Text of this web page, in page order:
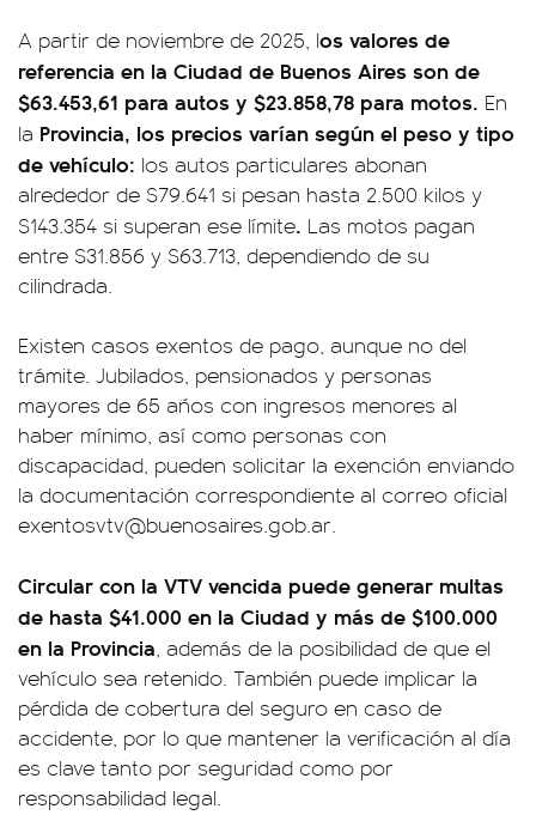
A partir de noviembre de 2025, los valores de
referencia en la Ciudad de Buenos Aires son de
$63.453,61 para autos y $23.858,78 para motos. En
la Provincia, los precios varían según el peso y tipo
de vehículo: los autos particulares abonan
alrededor de $79.641 si pesan hasta 2.500 kilos y
$143.354 si superan ese límite. Las motos pagan
entre $31.856 y $63.713, dependiendo de su
cilindrada.
Existen casos exentos de pago, aunque no del
trámite. Jubilados, pensionados y personas
mayores de 65 años con ingresos menores al
haber mínimo, así como personas con
discapacidad, pueden solicitar la exención enviando
la documentación correspondiente al correo oficial
exentosvtv@buenosaires.gob.ar.
Circular con la VTV vencida puede generar multas
de hasta $41.000 en la Ciudad y más de $100.000
en la Provincia, además de la posibilidad de que el
vehículo sea retenido. También puede implicar la
pérdida de cobertura del seguro en caso de
accidente, por lo que mantener la verificación al día
es clave tanto por seguridad como por
responsabilidad legal.